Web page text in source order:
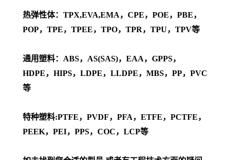
热弹性体：TPX,EVA,EMA，CPE，POE，PBE，
POP，TPE，TPEE，TPO，TPR，TPU，TPV等
通用塑料：ABS，AS(SAS)，EAA，GPPS，
HDPE，HIPS，LDPE，LLDPE，MBS，PP，PVC
等
特种塑料:PTFE，PVDF，PFA，ETFE，PCTFE，
PEEK，PEI，PPS，COC，LCP等